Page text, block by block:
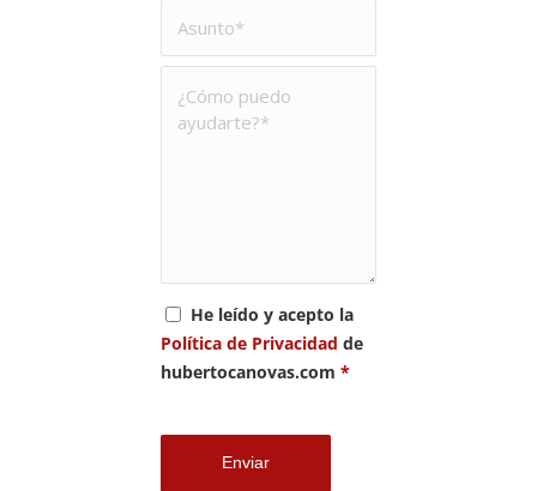
He leído y acepto la
Política de Privacidad de
hubertocanovas.com *